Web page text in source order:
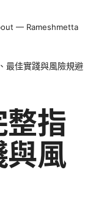
— Rameshmetta
最佳實踐與風險規避
整指
與風